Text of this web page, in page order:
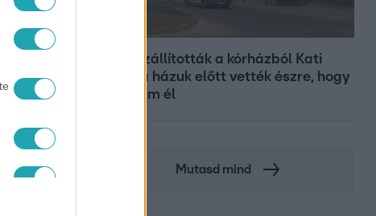
Hazaszállították a kórházból Kati
nénit, a házuk előtt vették észre, hogy
már nem él
Mutasd mind